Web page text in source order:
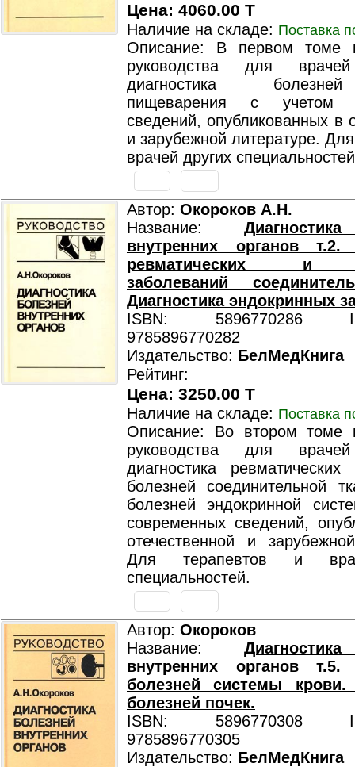
Цена: 4060.00 T
Наличие на складе: Поставка
Описание: В первом томе
руководства для врачей
диагностика
пищеварения с учетом
сведений, опубликованных в
и зарубежной литературе.
врачей других
Автор: Окороков А.Н.
Название:
внутренних органов т.2.
ревматических и
заболеваний
Диагностика эндокринных
ISBN: 5896770286
9785896770282
Издательство: БелМедКнига
Рейтинг:
Цена: 3250.00 T
Наличие на складе: Поставка
Описание: Во втором томе
руководства для врачей
диагностика
болезней соединительной
болезней эндокринной
современных сведений,
отечественной и
Для терапевтов и
специальностей.
Автор: Окороков
Название:
внутренних органов т.5.
болезней системы крови.
болезней почек.
ISBN: 5896770308
9785896770305
Издательство: БелМедКнига